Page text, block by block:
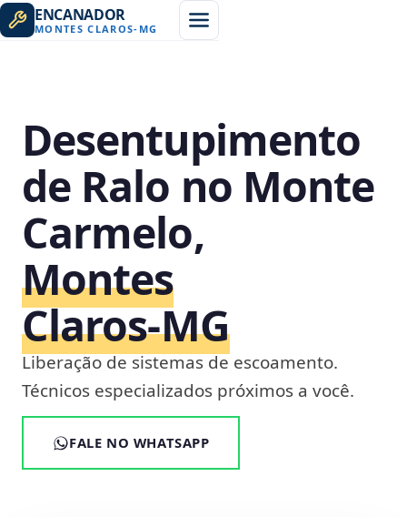
ENCANADOR
MONTES CLAROS- MG
Desentupimento
de Ralo no Monte
Carmelo,
Montes
Claros‑MG
Liberação de sistemas de escoamento.
Técnicos especializados próximos a você.
FALE NO WHATSAPP